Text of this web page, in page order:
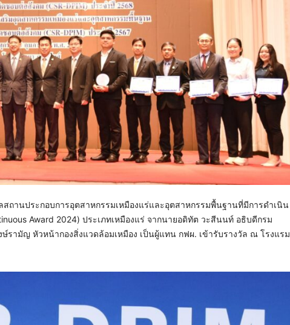
สถานประกอบการอุตสาหกรรมเหมืองแร่และอุตสาหกรรมพื้นฐานที่มีการดำเนิน
Award 2024) ประเภทเหมืองแร่ จากนายอดิทัต วะสีนนท์ อธิบดีกรม
ามัญ หัวหน้ากองสิ่งแวดล้อมเหมือง เป็นผู้แทน กฟผ. เข้ารับรางวัล ณ โรงแรม